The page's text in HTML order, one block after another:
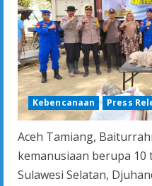
Kebencanaan Press
Aceh Tamiang,
kemanusiaan berupa 10
Sulawesi Selatan,